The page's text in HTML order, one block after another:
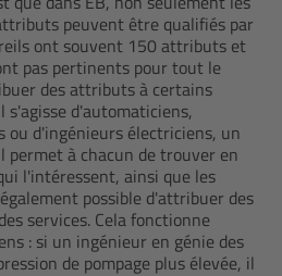
peuvent être qualifiés par
ont souvent 150 attributs et
pas pertinents pour tout le
des attributs à certains
d'automaticiens,
ou d'ingénieurs électriciens, un
à chacun de trouver en
l'intéressent, ainsi que les
possible d'attribuer des
services. Cela fonctionne
: si un ingénieur en génie des
de pompage plus élevée, il